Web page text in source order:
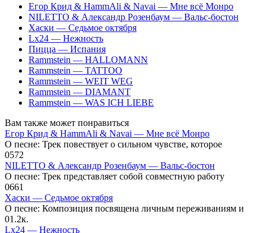
Егор Крид & HammAli & Navai — Мне всё Монро
NILETTO & Александр Розенбаум — Вальс-бостон
Хаски — Седьмое октября
Lx24 — Нежность
Пицца — Испания
Rammstein — HALLOMANN
Rammstein — TATTOO
Rammstein — WEIT WEG
Rammstein — DIAMANT
Rammstein — WAS ICH LIEBE
Вам также может понравиться
Егор Крид & HammAli & Navai — Мне всё Монро
О песне: Трек повествует о сильном чувстве, которое
0572
NILETTO & Александр Розенбаум — Вальс-бостон
О песне: Трек представляет собой совместную работу
0661
Хаски — Седьмое октября
О песне: Композиция посвящена личным переживаниям и
01.2к.
Lx24 — Нежность